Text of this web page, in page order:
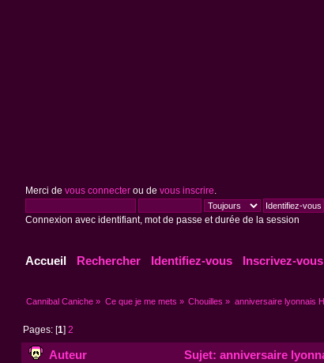
Merci de vous connecterou de vous inscrire
Connexion avec identifiant, mot de passe et durée de la session
Accueil Rechercher Identifiez-vous Inscrivez-vous
Cannibal Caniche » Ce que je me mets » Chouilles » anniversaire lyonnais
Pages: [1]2
Auteur Sujet: anniversaire